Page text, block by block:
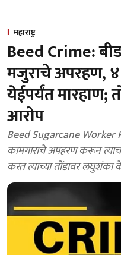
महाराष्ट्र
Beed Crime:
मजुराचे अपरहण,
येईपर्यंत
आरोप
Beed Sugarcane Worker
कामगाराचे अपहरण करून
करत त्याच्या तोंडावर लघुशंका